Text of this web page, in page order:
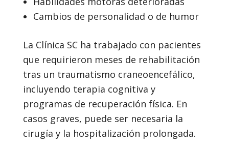
Cambios de personalidad o de humor
La Clínica SC ha trabajado con pacientes
que requirieron meses de rehabilitación
tras un traumatismo craneoencefálico,
incluyendo terapia cognitiva y
programas de recuperación física. En
casos graves, puede ser necesaria la
cirugía y la hospitalización prolongada.